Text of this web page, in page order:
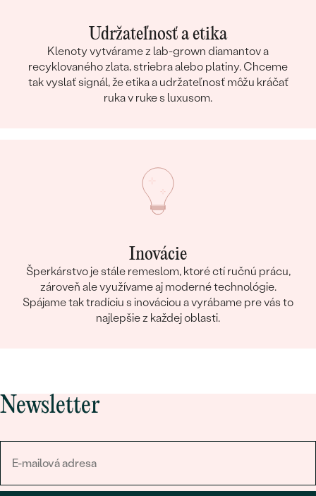
Udržateľnosť a etika
Klenoty vytvárame z lab-grown diamantov a
recyklovaného zlata, striebra alebo platiny. Chceme
tak vyslať signál, že etika a udržateľnosť môžu kráčať
ruka v ruke s luxusom.
Inovácie
Šperkárstvo je stále remeslom, ktoré ctí ručnú prácu,
zároveň ale využívame aj moderné technológie.
Spájame tak tradíciu s inováciou a vyrábame pre vás to
najlepšie z každej oblasti.
Newsletter